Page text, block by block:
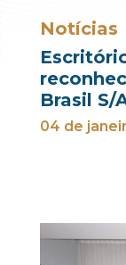
Notícias
Brasil S/
04 de